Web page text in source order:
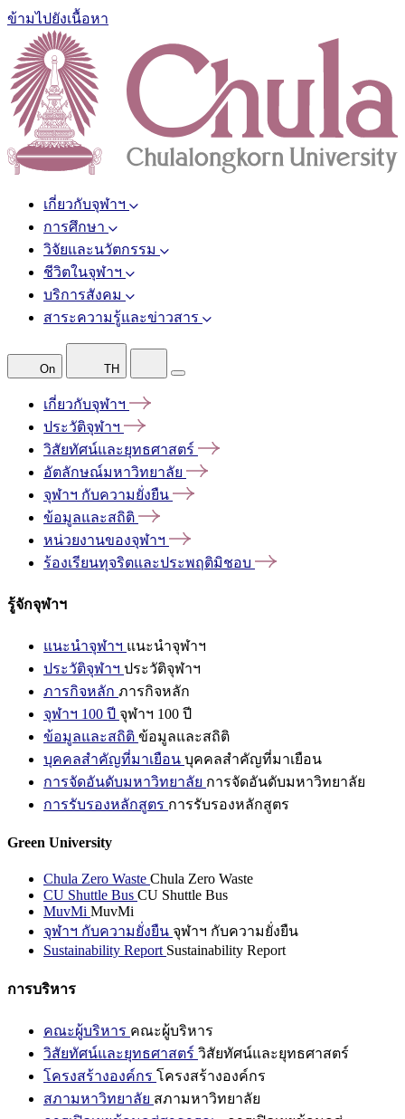
ข้ามไปยังเนื้อหา
เกี่ยวกับจุฬาฯ
การศึกษา
วิจัยและนวัตกรรม
ชีวิตในจุฬาฯ
บริการสังคม
สาระความรู้และข่าวสาร
On TH
เกี่ยวกับจุฬาฯ
ประวัติจุฬาฯ
วิสัยทัศน์และยุทธศาสตร์
อัตลักษณ์มหาวิทยาลัย
จุฬาฯ กับความยั่งยืน
ข้อมูลและสถิติ
หน่วยงานของจุฬาฯ
ร้องเรียนทุจริตและประพฤติมิชอบ
รู้จักจุฬาฯ
แนะนำจุฬาฯ แนะนำจุฬาฯ
ประวัติจุฬาฯ ประวัติจุฬาฯ
ภารกิจหลัก ภารกิจหลัก
จุฬาฯ 100 ปี จุฬาฯ 100 ปี
ข้อมูลและสถิติ ข้อมูลและสถิติ
บุคคลสำคัญที่มาเยือน บุคคลสำคัญที่มาเยือน
การจัดอันดับมหาวิทยาลัย การจัดอันดับมหาวิทยาลัย
การรับรองหลักสูตร การรับรองหลักสูตร
Green University
Chula Zero Waste Chula Zero Waste
CU Shuttle Bus CU Shuttle Bus
MuvMi MuvMi
จุฬาฯ กับความยั่งยืน จุฬาฯ กับความยั่งยืน
Sustainability Report Sustainability Report
การบริหาร
คณะผู้บริหาร คณะผู้บริหาร
วิสัยทัศน์และยุทธศาสตร์ วิสัยทัศน์และยุทธศาสตร์
โครงสร้างองค์กร โครงสร้างองค์กร
สภามหาวิทยาลัย สภามหาวิทยาลัย